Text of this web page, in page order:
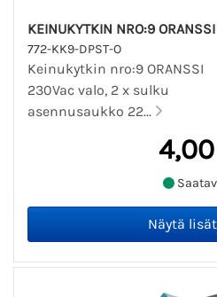
KEINUKYTKIN
772-KK9-DPST-O
Keinukytkin nro:9 ORANSSI
230Vac valo, 2 x sulku
asennusaukko 22...